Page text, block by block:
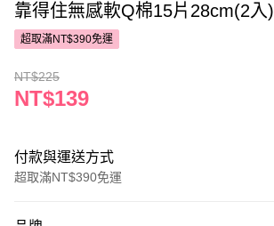
靠得住無感軟Q棉15片28cm(2入)
超取滿NT$390免運
NT$225
NT$139
付款與運送方式
超取滿NT$390免運